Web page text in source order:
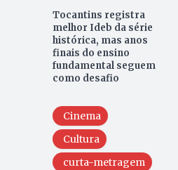
Tocantins registra
melhor Ideb da série
histórica, mas anos
finais do ensino
fundamental seguem
como desafio
Cinema
Cultura
curta-metragem